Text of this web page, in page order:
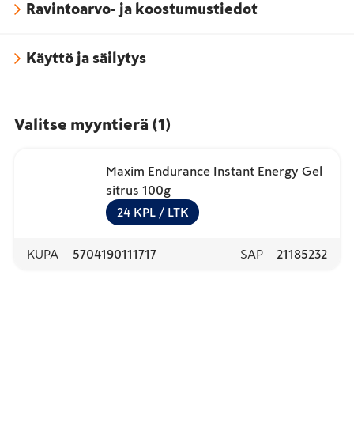
Ravintoarvo- ja koostumustiedot
Käyttö ja säilytys
Valitse myyntierä (1)
Maxim Endurance Instant Energy Gel
sitrus 100g
24 KPL / LTK
KUPA 5704190111717 SAP 21185232